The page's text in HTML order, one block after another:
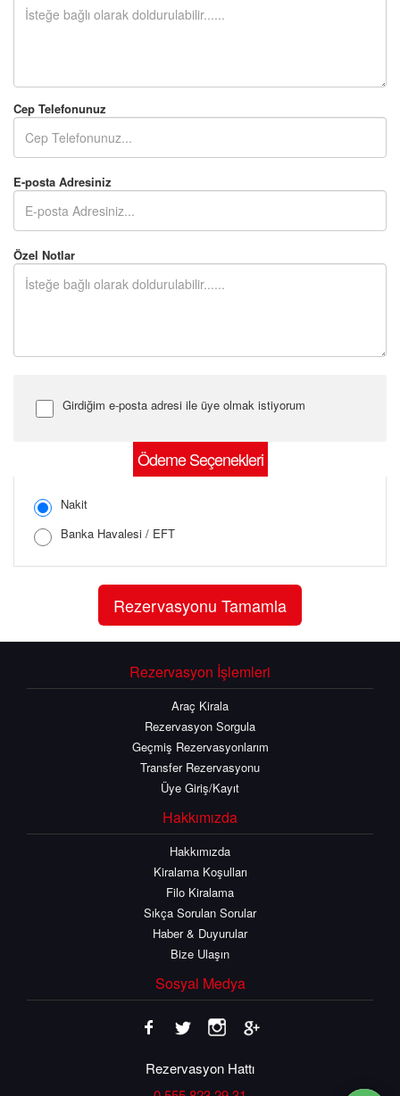
Cep Telefonunuz
E-posta Adresiniz
Özel Notlar
Girdiğim e-posta adresi ile üye olmak istiyorum
Şifreyi Tekrar Girin
Ödeme Seçenekleri
Nakit
Banka Havalesi / EFT
Rezervasyon İşlemleri
Araç Kirala
Rezervasyon Sorgula
Geçmiş Rezervasyonlarım
Transfer Rezervasyonu
Üye Giriş/Kayıt
Hakkımızda
Hakkımızda
Kiralama Koşulları
Filo Kiralama
Sıkça Sorulan Sorular
Haber & Duyurular
Bize Ulaşın
Sosyal Medya
Rezervasyon Hattı